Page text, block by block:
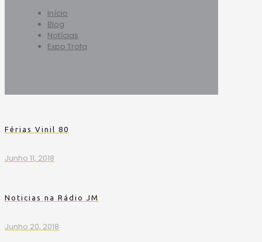
Início
Blog
Notícias
Expo Trofa
Férias Vinil 80
Junho 11, 2018
Noticias na Rádio JM
Junho 20, 2018